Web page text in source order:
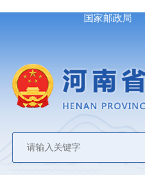
国家邮政局